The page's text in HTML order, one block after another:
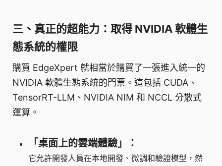
三、真正的超能力：取得 NVIDIA 軟體生
態系統的權限
購買 EdgeXpert 就相當於購買了一張進入統一的
NVIDIA 軟體生態系統的門票。這包括 CUDA、
TensorRT-LLM、NVIDIA NIM 和 NCCL 分散式
運算。
「桌面上的雲端體驗」：
它允許開發人員在本地開發、微調和驗證模型，然